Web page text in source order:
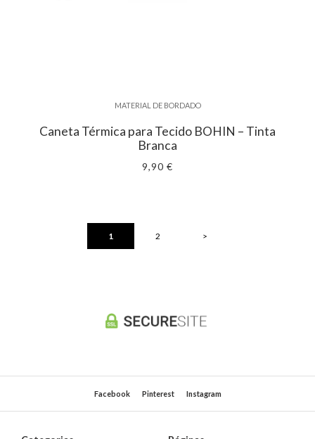
MATERIAL DE BORDADO
Caneta Térmica para Tecido BOHIN – Tinta
Branca
9,90 €
1 2 >
Facebook Pinterest Instagram